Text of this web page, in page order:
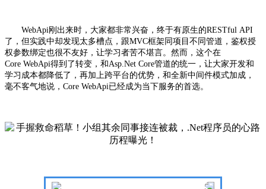
WebApi刚出来时，大家都非常兴奋，终于有原生的RESTful API
了，但实践中却发现太多槽点，跟MVC框架同项目不同管道，鉴权授
权参数绑定也很不友好，让学习者苦不堪言。然而，这个在
Core WebApi得到了转变，和Asp.Net Core管道的统一，让大家开发和
学习成本都降低了，再加上跨平台的优势，和全新中间件模式加成，
毫不客气地说， Core WebApi已经成为当下服务的首选。